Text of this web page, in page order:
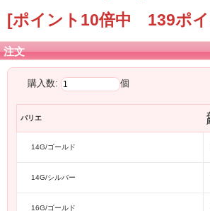
[ポイント10倍中 139ポ
注文
購入数: 個
バリエ
14G/ゴールド
14G/シルバー
16G/ゴールド